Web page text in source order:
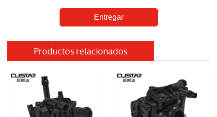
Entregar
Productos relacionados